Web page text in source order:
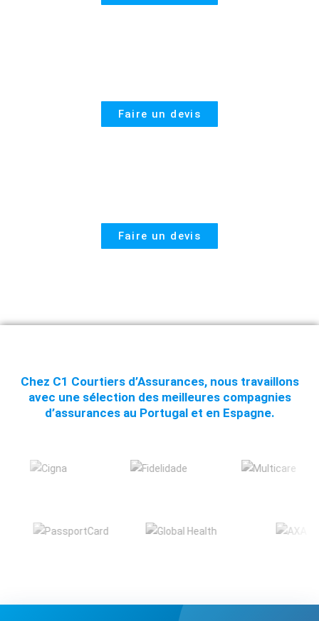
Faire un devis
Faire un devis
Chez C1 Courtiers d’Assurances, nous travaillons
avec une sélection des meilleures compagnies
d’assurances au Portugal et en Espagne.